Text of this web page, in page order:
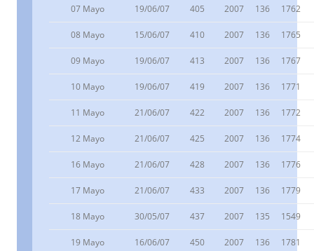
07 Mayo 19/06/07 405 2007 136 1762
08 Mayo 15/06/07 410 2007 136 1765
09 Mayo 19/06/07 413 2007 136 1767
10 Mayo 19/06/07 419 2007 136 1771
11 Mayo 21/06/07 422 2007 136 1772
12 Mayo 21/06/07 425 2007 136 1774
16 Mayo 21/06/07 428 2007 136 1776
17 Mayo 21/06/07 433 2007 136 1779
18 Mayo 30/05/07 437 2007 135 1549
19 Mayo 16/06/07 450 2007 136 1781